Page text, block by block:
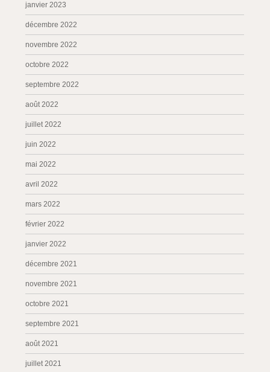
janvier 2023
décembre 2022
novembre 2022
octobre 2022
septembre 2022
août 2022
juillet 2022
juin 2022
mai 2022
avril 2022
mars 2022
février 2022
janvier 2022
décembre 2021
novembre 2021
octobre 2021
septembre 2021
août 2021
juillet 2021